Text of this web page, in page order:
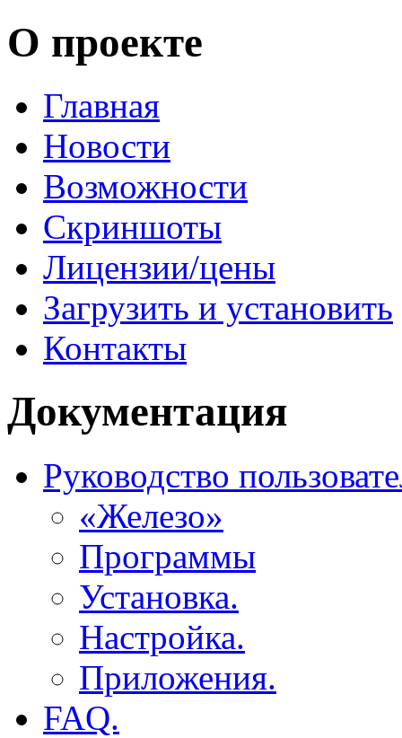
О проекте
Главная
Новости
Возможности
Скриншоты
Лицензии/цены
Загрузить и установить
Контакты
Документация
Руководство
«Железо»
Программы
Установка.
Настройка.
Приложения.
FAQ.